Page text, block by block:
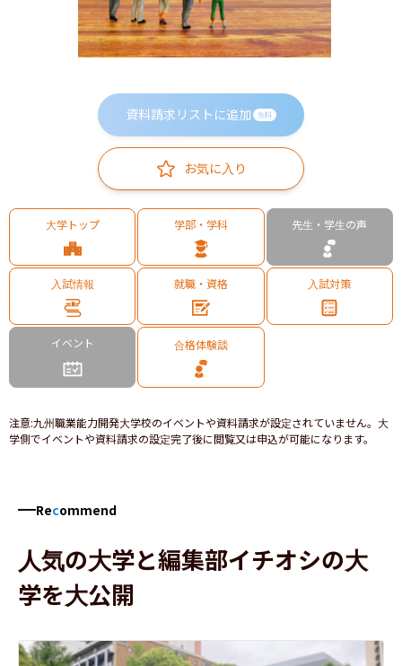
資料請求リストに追加 無料
お気に入り
大学トップ 学部・学科 先生・学生の声
入試情報 就職・資格 入試対策
イベント 合格体験談
注意:九州職業能力開発大学校のイベントや資料請求が設定されていません。大
学側でイベントや資料請求の設定完了後に閲覧又は申込が可能になります。
Recommend
人気の大学と編集部イチオシの大
学を大公開